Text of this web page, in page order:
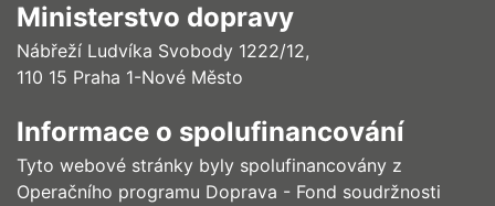
Ministerstvo dopravy
Nábřeží Ludvíka Svobody 1222/12,
110 15 Praha 1-Nové Město
Informace o spolufinancování
Tyto webové stránky byly spolufinancovány z
Operačního programu Doprava - Fond soudržnosti